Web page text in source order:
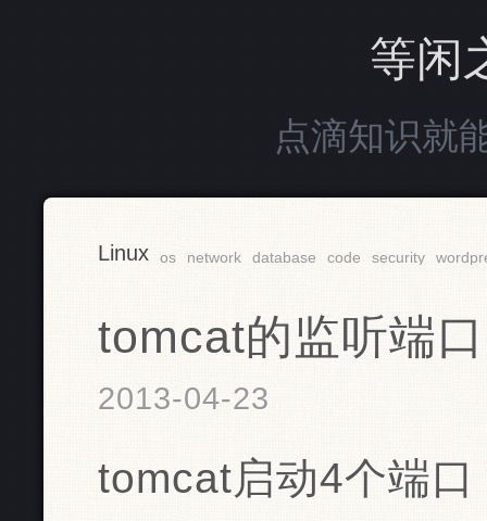
等闲
点滴知识就
Linux os network database code security
tomcat的监听端口
2013-04-23
tomcat启动4个端